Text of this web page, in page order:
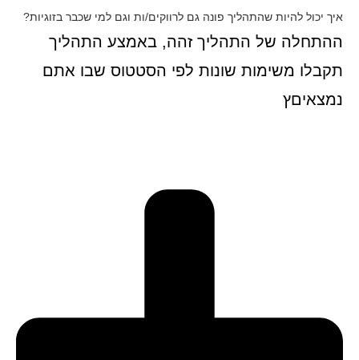
איך יכול להיות שהתהליך פונה גם לרווקים/ות וגם למי שכבר בזוגיות?
ההתחלה של התהליך זהה, באמצע התהליך
תקבלו משימות שונות לפי הסטטוס שבו אתם
נמצאיםץ